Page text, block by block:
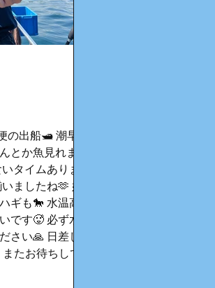
の出船🛥️ 潮早く
とか魚見れまし
タイムありま
ましたね🫶 嬉
ギも🐎 水温高
です🥵 必ず水
さい🙏 日差し
たお待ちして